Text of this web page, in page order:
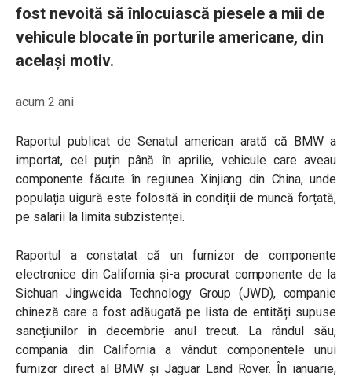
fost nevoită să înlocuiască piesele a mii de
vehicule blocate în porturile americane, din
același motiv.
acum 2 ani
Raportul publicat de Senatul american arată că BMW a
importat, cel puțin până în aprilie, vehicule care aveau
componente făcute în regiunea Xinjiang din China, unde
populația uigură este folosită în condiții de muncă forțată,
pe salarii la limita subzistenței.
Raportul a constatat că un furnizor de componente
electronice din California și-a procurat componente de la
Sichuan Jingweida Technology Group (JWD), companie
chineză care a fost adăugată pe lista de entități supuse
sancțiunilor în decembrie anul trecut. La rândul său,
compania din California a vândut componentele unui
furnizor direct al BMW și Jaguar Land Rover. În ianuarie,